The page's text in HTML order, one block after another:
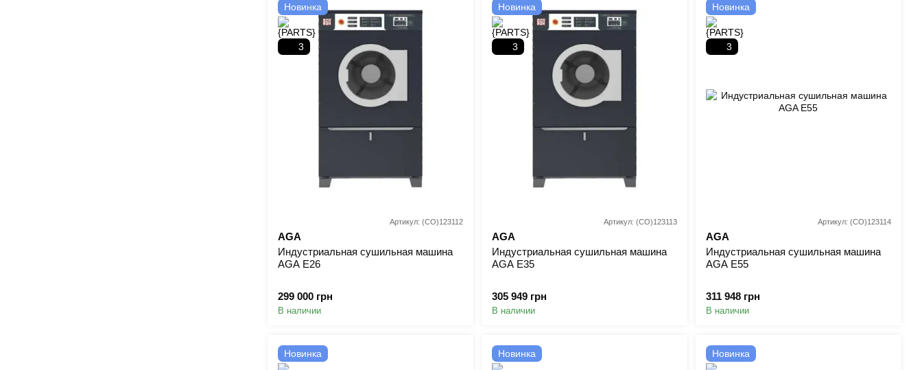
Новинка
3
Артикул: (CO)123112
AGA
Индустриальная сушильная машина
AGA E26
299 000 грн
В наличии
Новинка
3
Артикул: (CO)123113
AGA
Индустриальная сушильная машина
AGA E35
305 949 грн
В наличии
Новинка
3
Артикул: (CO)123114
AGA
Индустриальная сушильная машина
AGA E55
311 948 грн
В наличии
Новинка Новинка Новинка